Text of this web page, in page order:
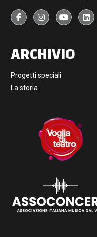
ARCHIVIO
Progetti speciali
La storia